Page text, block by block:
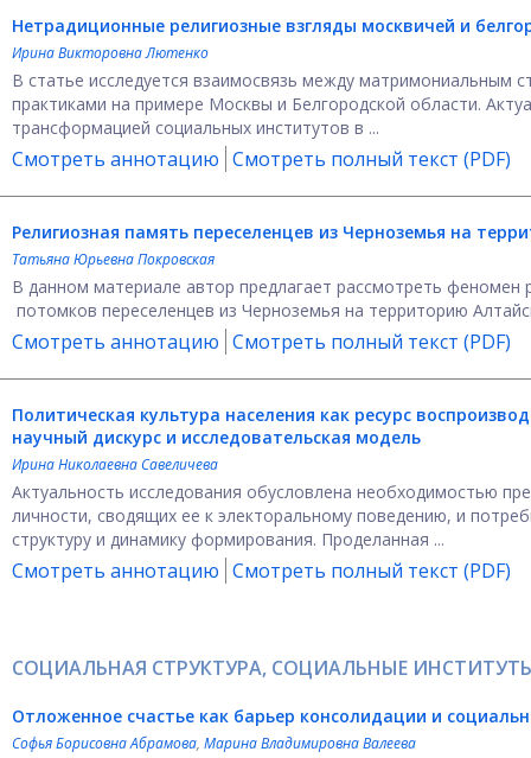
Нетрадиционные религиозные взгляды москвичей и
Ирина Викторовна Лютенко
В статье исследуется взаимосвязь между матримониальным
практиками на примере Москвы и Белгородской области.
трансформацией социальных институтов в ...
Смотреть аннотацию Смотреть полный текст (PDF)
Религиозная память переселенцев из Черноземья на
Татьяна Юрьевна Покровская
В данном материале автор предлагает рассмотреть феномен
потомков переселенцев из Черноземья на территорию
Смотреть аннотацию Смотреть полный текст (PDF)
Политическая культура населения как ресурс
научный дискурс и исследовательская модель
Ирина Николаевна Савеличева
Актуальность исследования обусловлена необходимостью
личности, сводящих ее к электоральному поведению, и
структуру и динамику формирования. Проделанная ...
Смотреть аннотацию Смотреть полный текст (PDF)
СОЦИАЛЬНАЯ СТРУКТУРА, СОЦИАЛЬНЫЕ
Отложенное счастье как барьер консолидации и
Софья Борисовна Абрамова, Марина Владимировна Валеева